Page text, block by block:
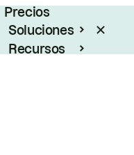
Precios
Soluciones
Recursos